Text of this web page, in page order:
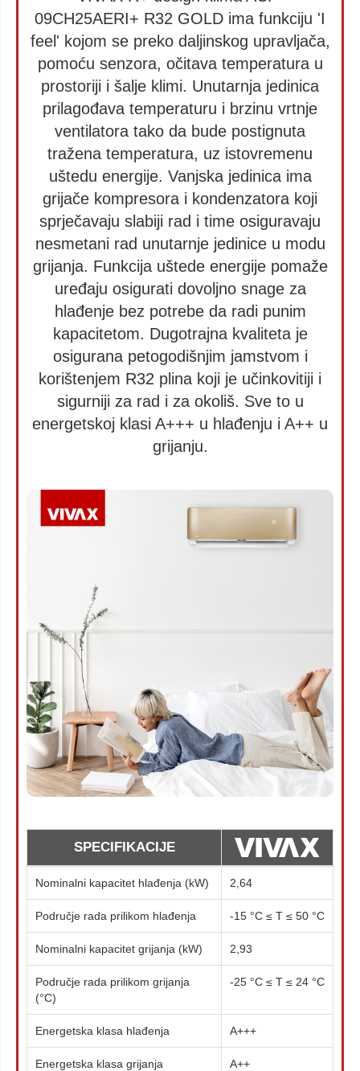
09CH25AERI+ R32 GOLD ima funkciju 'I
feel' kojom se preko daljinskog upravljača,
pomoću senzora, očitava temperatura u
prostoriji i šalje klimi. Unutarnja jedinica
prilagođava temperaturu i brzinu vrtnje
ventilatora tako da bude postignuta
tražena temperatura, uz istovremenu
uštedu energije. Vanjska jedinica ima
grijače kompresora i kondenzatora koji
sprječavaju slabiji rad i time osiguravaju
nesmetani rad unutarnje jedinice u modu
grijanja. Funkcija uštede energije pomaže
uređaju osigurati dovoljno snage za
hlađenje bez potrebe da radi punim
kapacitetom. Dugotrajna kvaliteta je
osigurana petogodišnjim jamstvom i
korištenjem R32 plina koji je učinkovitiji i
sigurniji za rad i za okoliš. Sve to u
energetskoj klasi A+++ u hlađenju i A++ u
grijanju.
SPECIFIKACIJE
Nominalni kapacitet hlađenja (kW) 2,64
Područje rada prilikom hlađenja -15 °C ≤ T ≤ 50 °C
Nominalni kapacitet grijanja (kW) 2,93
Područje rada prilikom grijanja
(°C)
-25 °C ≤ T ≤ 24 °C
Energetska klasa hlađenja A+++
Energetska klasa grijanja A++